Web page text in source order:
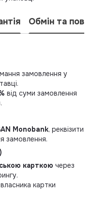
Обмін та
замовлення у
від суми замовлення
Monobank, реквізити
замовлення.
карткою через
картки